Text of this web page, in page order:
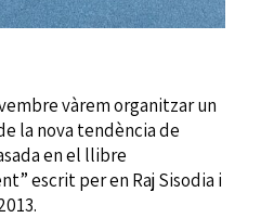
vàrem organitzar un
la nova tendència de
en el llibre
escrit per en Raj Sisodia i